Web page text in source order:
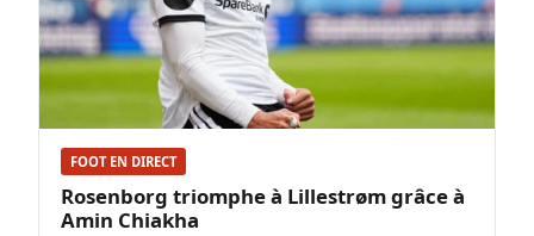
FOOT EN DIRECT
Rosenborg triomphe à Lillestrøm grâce à
Amin Chiakha